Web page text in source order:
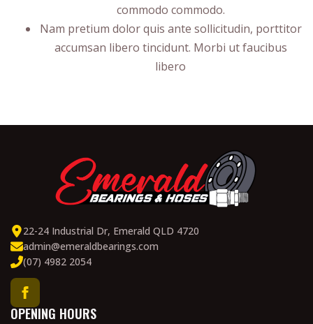
commodo commodo.
Nam pretium dolor quis ante sollicitudin, porttitor
accumsan libero tincidunt. Morbi ut faucibus
libero
22-24 Industrial Dr, Emerald QLD 4720
admin@emeraldbearings.com
(07) 4982 2054
OPENING HOURS